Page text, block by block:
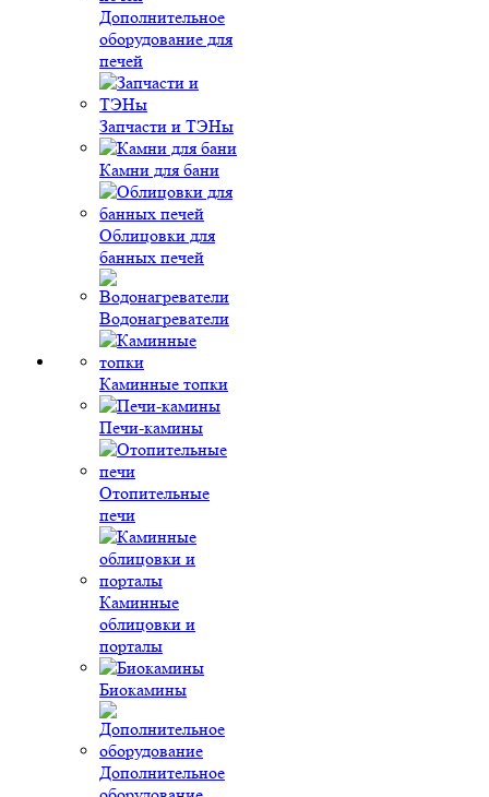
Дополнительное
оборудование для
печей
Запчасти и ТЭНы
Камни для бани
Облицовки для
банных печей
Водонагреватели
Каминные топки
Печи-камины
Отопительные
печи
Каминные
облицовки и
порталы
Биокамины
Дополнительное